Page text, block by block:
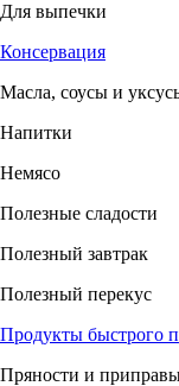
Для выпечки
Консервация
Масла, соусы и
Напитки
Немясо
Полезные сладости
Полезный завтрак
Полезный перекус
Продукты быстрого
Пряности и